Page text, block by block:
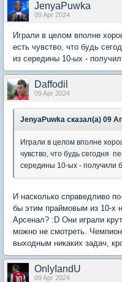
JenyaPuwka
09 Apr 2024
Играли в целом вполне
есть чувство, что будь
из середины 10-ых -
Daffodil
09 Apr 2024
JenyaPuwka сказал(а) 09
Играли в целом вполне
чувство, что будь сегодня
середины 10-ых - получили
И насколько справедливо
бы этим праймовым из 10-х
Арсенал? :D Они играли
можно не смотреть.
выходным никаких задач,
OnlyIandU
09 Apr 2024